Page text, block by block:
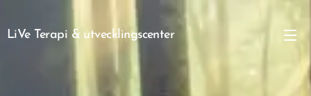
LiVe Terapi & utvecklingscenter